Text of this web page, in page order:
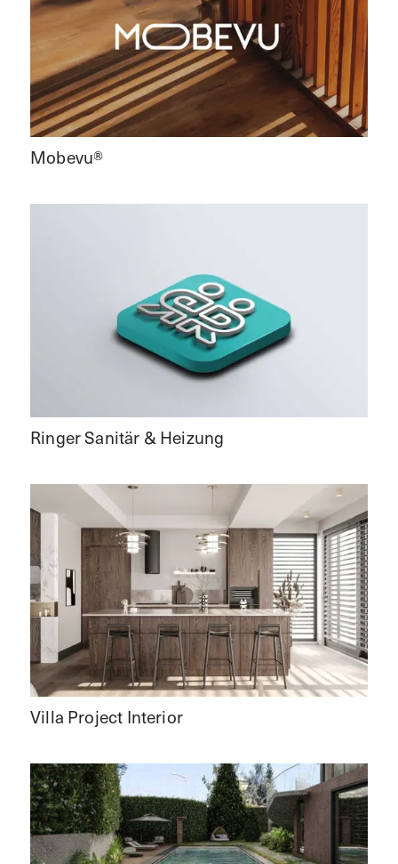
Mobevu®
Ringer Sanitär & Heizung
Villa Project Interior